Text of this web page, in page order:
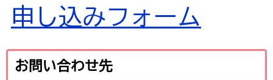
申し込みフォーム
お問い合わせ先